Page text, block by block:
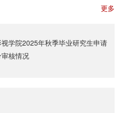
更多
学院2025年秋季毕业研究生申请
核情况